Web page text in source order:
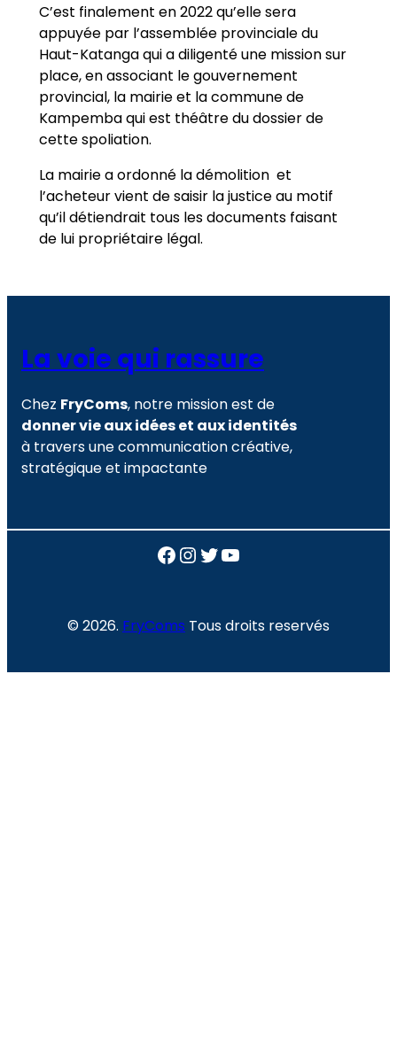
C’est finalement en 2022 qu’elle sera
appuyée par l’assemblée provinciale du
Haut-Katanga qui a diligenté une mission sur
place, en associant le gouvernement
provincial, la mairie et la commune de
Kampemba qui est théâtre du dossier de
cette spoliation.
La mairie a ordonné la démolition et
l’acheteur vient de saisir la justice au motif
qu’il détiendrait tous les documents faisant
de lui propriétaire légal.
La voie qui rassure
Chez FryComs, notre mission est de
donner vie aux idées et aux identités
à travers une communication créative,
stratégique et impactante
Facebook
Instagram
Twitter
YouTube
© 2026. FryComs Tous droits reservés